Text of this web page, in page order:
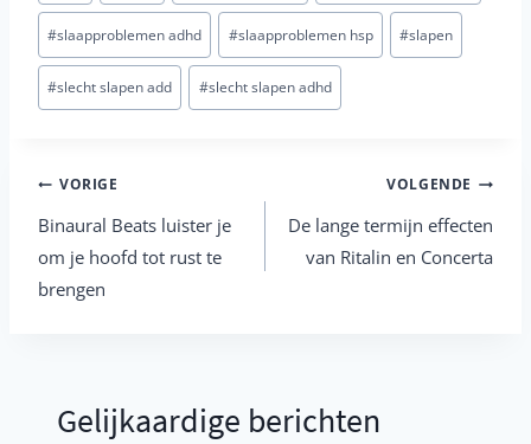
#slaapproblemen adhd #slaapproblemen hsp #slapen
#slecht slapen add #slecht slapen adhd
Berichtnavigatie
VORIGE
Binaural Beats luister je
om je hoofd tot rust te
brengen
VOLGENDE
De lange termijn effecten
van Ritalin en Concerta
Gelijkaardige berichten